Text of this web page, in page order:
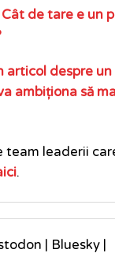
de tare e un
articol despre un
ambiționa să
team leaderii
.
Bluesky